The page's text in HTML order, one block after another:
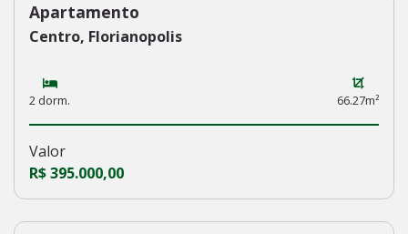
233
Apartamento
Centro, Florianopolis
2 dorm. 66.27m²
Valor
R$ 395.000,00